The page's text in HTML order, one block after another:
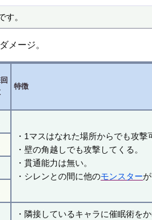
す。
メージ。
特徴
・1マスはなれた場所からでも攻撃
・壁の角越しでも攻撃してくる。
・貫通能力は無い。
・シレンとの間に他のモンスター
・隣接しているキャラに催眠術をか